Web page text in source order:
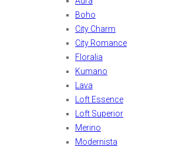
Boho
City Charm
City Romance
Floralia
Kumano
Lava
Loft Essence
Loft Superior
Merino
Modernista